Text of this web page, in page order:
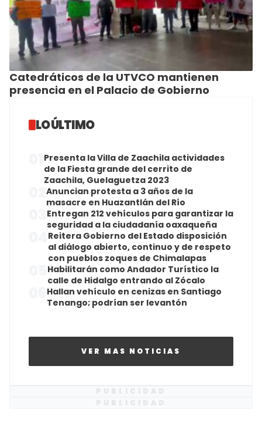
Catedráticos de la UTVCO mantienen
presencia en el Palacio de Gobierno
LO ÚLTIMO
Presenta la Villa de Zaachila actividades
de la Fiesta grande del cerrito de
Zaachila, Guelaguetza 2023
Anuncian protesta a 3 años de la
masacre en Huazantlán del Río
Entregan 212 vehículos para garantizar la
seguridad a la ciudadanía oaxaqueña
Reitera Gobierno del Estado disposición
al diálogo abierto, continuo y de respeto
con pueblos zoques de Chimalapas
Habilitarán como Andador Turístico la
calle de Hidalgo entrando al Zócalo
Hallan vehículo en cenizas en Santiago
Tenango; podrían ser levantón
VER MAS NOTICIAS